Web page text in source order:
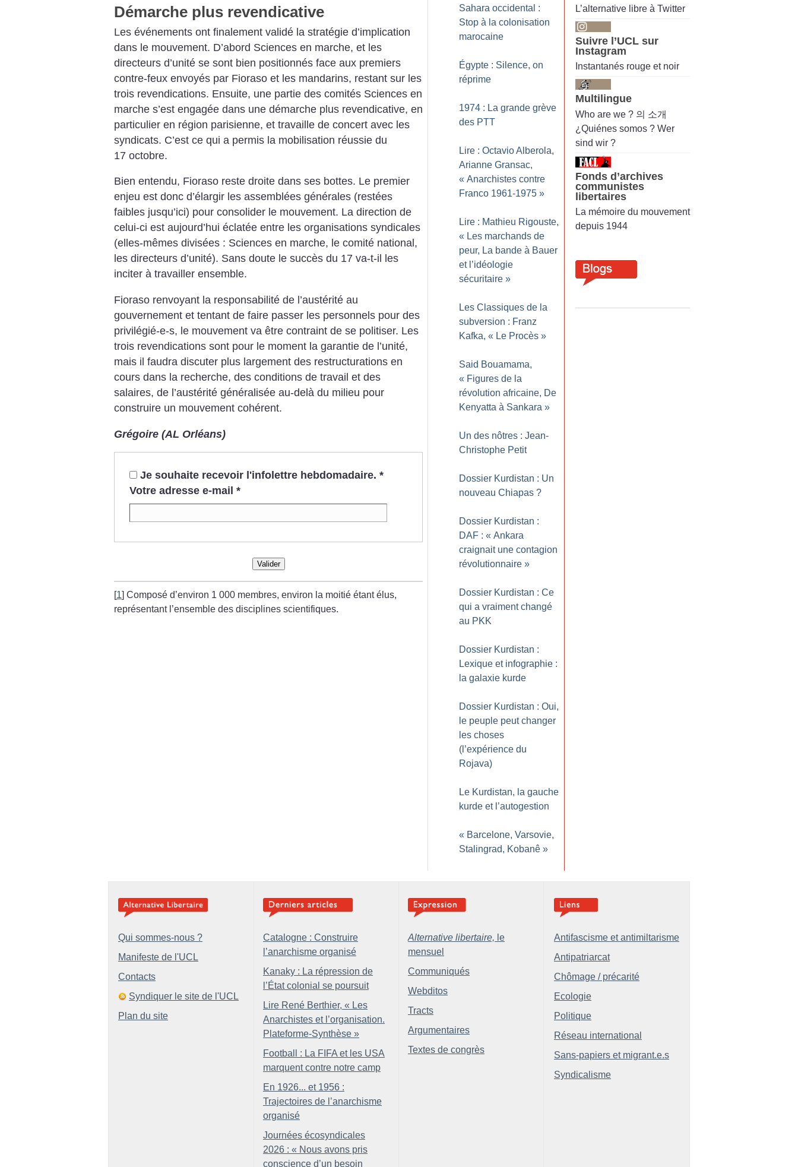
Démarche plus revendicative
Les événements ont finalement validé la stratégie d’implication
dans le mouvement. D’abord Sciences en marche, et les
directeurs d’unité se sont bien positionnés face aux premiers
contre-feux envoyés par Fioraso et les mandarins, restant sur les
trois revendications. Ensuite, une partie des comités Sciences en
marche s’est engagée dans une démarche plus revendicative, en
particulier en région parisienne, et travaille de concert avec les
syndicats. C’est ce qui a permis la mobilisation réussie du
17 octobre.
Bien entendu, Fioraso reste droite dans ses bottes. Le premier
enjeu est donc d’élargir les assemblées générales (restées
faibles jusqu’ici) pour consolider le mouvement. La direction de
celui-ci est aujourd’hui éclatée entre les organisations syndicales
(elles-mêmes divisées : Sciences en marche, le comité national,
les directeurs d’unité). Sans doute le succès du 17 va-t-il les
inciter à travailler ensemble.
Fioraso renvoyant la responsabilité de l’austérité au
gouvernement et tentant de faire passer les personnels pour des
privilégié-e-s, le mouvement va être contraint de se politiser. Les
trois revendications sont pour le moment la garantie de l’unité,
mais il faudra discuter plus largement des restructurations en
cours dans la recherche, des conditions de travail et des
salaires, de l’austérité généralisée au-delà du milieu pour
construire un mouvement cohérent.
Grégoire (AL Orléans)
Je souhaite recevoir l'infolettre hebdomadaire. *
Votre adresse e-mail *
Valider
[1] Composé d’environ 1 000 membres, environ la moitié étant élus,
représentant l’ensemble des disciplines scientifiques.
Sahara occidental :
Stop à la colonisation
marocaine
Égypte : Silence, on
réprime
1974 : La grande grève
des PTT
Lire : Octavio Alberola,
Arianne Gransac,
« Anarchistes contre
Franco 1961-1975 »
Lire : Mathieu Rigouste,
« Les marchands de
peur, La bande à Bauer
et l’idéologie
sécuritaire »
Les Classiques de la
subversion : Franz
Kafka, « Le Procès »
Said Bouamama,
« Figures de la
révolution africaine, De
Kenyatta à Sankara »
Un des nôtres : Jean-
Christophe Petit
Dossier Kurdistan : Un
nouveau Chiapas ?
Dossier Kurdistan :
DAF : « Ankara
craignait une contagion
révolutionnaire »
Dossier Kurdistan : Ce
qui a vraiment changé
au PKK
Dossier Kurdistan :
Lexique et infographie :
la galaxie kurde
Dossier Kurdistan : Oui,
le peuple peut changer
les choses
(l’expérience du
Rojava)
Le Kurdistan, la gauche
kurde et l’autogestion
« Barcelone, Varsovie,
Stalingrad, Kobanê »
L’alternative libre à Twitter
Suivre l’UCL sur
Instagram
Instantanés rouge et noir
Multilingue
Who are we ? 의 소개
¿Quiénes somos ? Wer
sind wir ?
Fonds d’archives
communistes
libertaires
La mémoire du mouvement
depuis 1944
Qui sommes-nous ?
Manifeste de l'UCL
Contacts
Syndiquer le site de l'UCL
Plan du site
Catalogne : Construire
l’anarchisme organisé
Kanaky : La répression de
l’État colonial se poursuit
Lire René Berthier, « Les
Anarchistes et l’organisation.
Plateforme-Synthèse »
Football : La FIFA et les USA
marquent contre notre camp
En 1926... et 1956 :
Trajectoires de l’anarchisme
organisé
Journées écosyndicales
2026 : « Nous avons pris
conscience d’un besoin
Alternative libertaire, le
mensuel
Communiqués
Webditos
Tracts
Argumentaires
Textes de congrès
Antifascisme et antimiltarisme
Antipatriarcat
Chômage / précarité
Ecologie
Politique
Réseau international
Sans-papiers et migrant.e.s
Syndicalisme